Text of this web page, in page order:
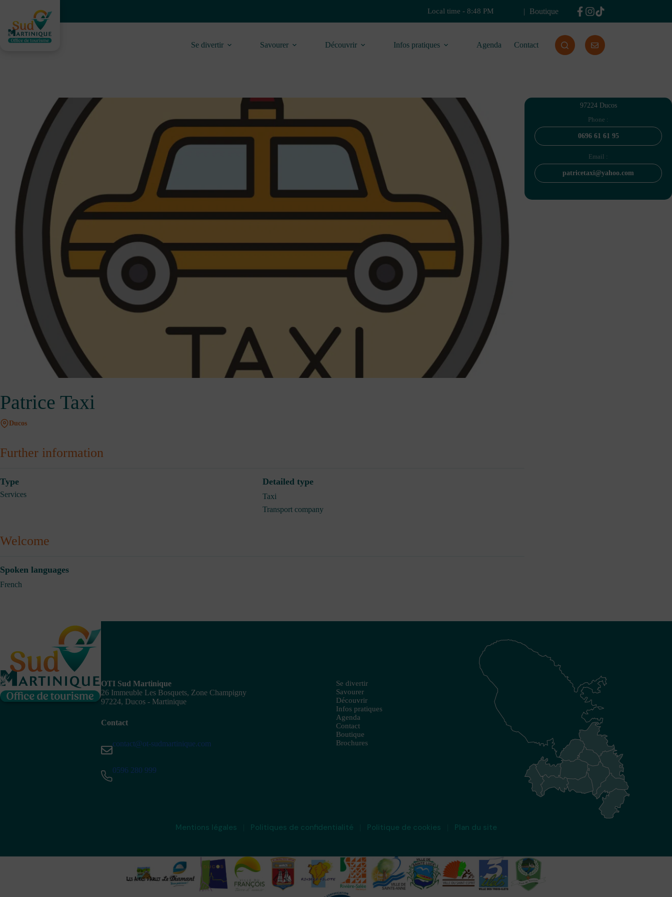
content
Local time - 8:48 PM Boutique
Se divertir Savourer Découvrir Infos pratiques Agenda Contact
Patrice Taxi
Ducos
Further information
Type
Services
Detailed type
Taxi
Transport company
Welcome
Spoken languages
French
97224 Ducos
Phone :
0696 61 61 95
Email :
patricetaxi@yahoo.com
OTI Sud Martinique
26 Immeuble Les Bosquets, Zone Champigny
97224, Ducos - Martinique
Contact
contact@ot-sudmartinique.com
0596 280 999
Se divertir
Savourer
Découvrir
Infos pratiques
Agenda
Contact
Boutique
Brochures
Mentions légales Politiques de confidentialité Politique de cookies Plan du site